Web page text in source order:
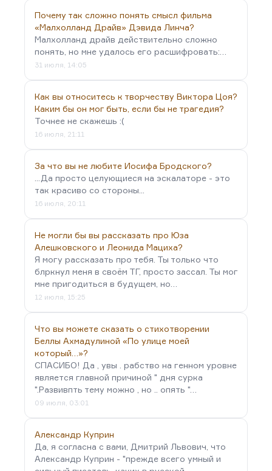
Почему так сложно понять смысл фильма
«Малхолланд Драйв» Дэвида Линча?
Малхолланд драйв действительно сложно
понять, но мне удалось его расшифровать:…
31 июля, 14:05
Как вы относитесь к творчеству Виктора Цоя?
Каким бы он мог быть, если бы не трагедия?
Точнее не скажешь :(
16 июля, 21:11
За что вы не любите Иосифа Бродского?
...Да просто целующиеся на эскалаторе - это
так красиво со стороны...
16 июля, 20:11
Не могли бы вы рассказать про Юза
Алешковского и Леонида Мациха?
Я могу рассказать про тебя. Ты только что
блркнул меня в своём ТГ, просто зассал. Ты мог
мне пригодиться в будущем, но…
12 июля, 15:25
Что вы можете сказать о стихотворении
Беллы Ахмадулиной «По улице моей
который…»?
СПАСИБО! Да , увы . рабство на генном уровне
является главной причиной " дня сурка
".Развивпть тему можно , но .. опять "…
09 июля, 03:01
Александр Куприн
Да, я согласна с вами, Дмитрий Львович, что
Александр Куприн - "прежде всего умный и